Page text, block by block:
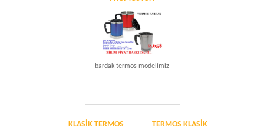
bardak termos modelimiz
KLASIK TERMOS TERMOS KLASIK